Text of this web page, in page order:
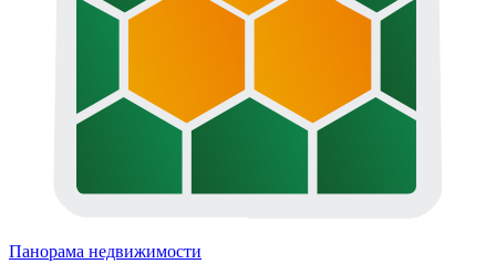
Панорама недвижимости